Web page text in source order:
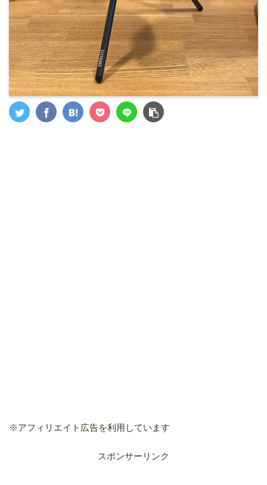
※アフィリエイト広告を利用しています
スポンサーリンク